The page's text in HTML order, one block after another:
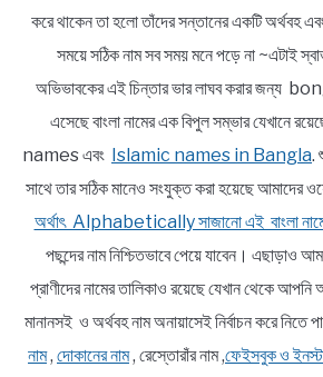
করে থাকেন তা হলো তাঁদের সন্তানের একটি অর্থবহ
সময়ে সঠিক নাম সব সময় মনে পড়ে না ~এটাই
অভিভাবকের এই চিন্তার ভার লাঘব করার জন্য
এসেছে বাংলা নামের এক বিপুল সম্ভার
names এবং Islamic names in Bangla.
সাথে তার সঠিক মানেও সংযুক্ত করা হয়েছে আমাদের
অর্থাৎ Alphabetically সাজানো এই বাংলা
পছন্দের নাম নিশ্চিতভাবে পেয়ে যাবেন। এছাড়াও
প্রাণীদের নামের তালিকাও রয়েছে যেখান থেকে
মানানসই ও অর্থবহ নাম অনায়াসেই নির্বাচন করে নিতে
নাম, দোকানের নাম, রেস্তোরাঁর নাম ,ফেইসবুক ও